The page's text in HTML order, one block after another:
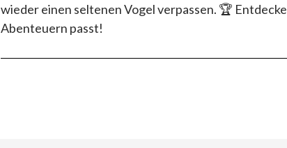
wieder einen seltenen Vogel verpassen. 🏆
Abenteuern passt!